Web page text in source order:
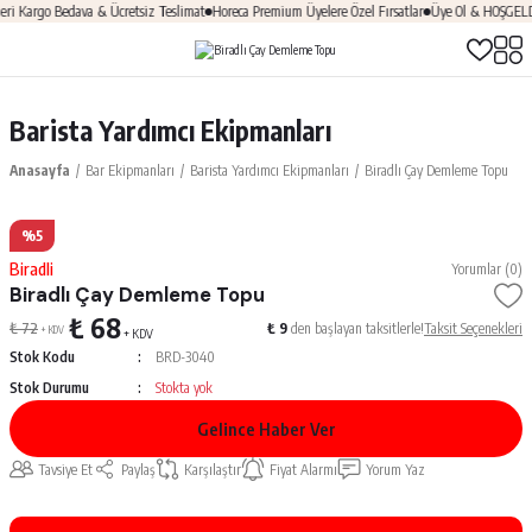
Bedava & Ücretsiz Teslimat Horeca Premium Üyelere Özel Fırsatlar Üye Ol &
Barista Yardımcı Ekipmanları
Anasayfa Bar Ekipmanları Barista Yardımcı Ekipmanları Biradlı Çay Demleme Topu
%5
Biradli Yorumlar (0)
Biradlı Çay Demleme Topu
₺ 72 + KDV ₺ 68+ KDV ₺ 9 den başlayan taksitlerle!Taksit Seçenekleri
Stok Kodu
BRD-3040
Stok Durumu
Stokta yok
Gelince Haber Ver
Tavsiye Et Paylaş Karşılaştır Fiyat Alarmı Yorum Yaz